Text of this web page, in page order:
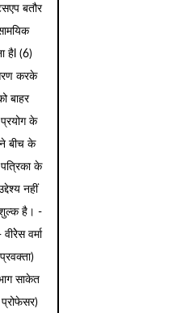
बतौर
हैl (6)
करके
बाहर
के
बीच के
के
नहीं
है। -
वर्मा
साकेत